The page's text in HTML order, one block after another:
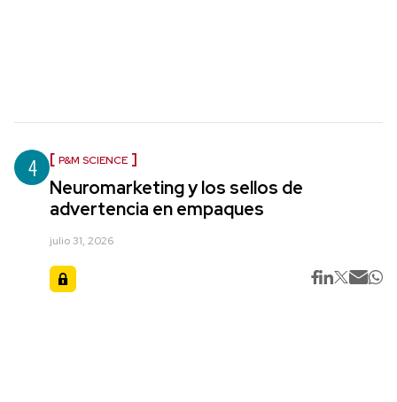
4 P&M SCIENCE
Neuromarketing y los sellos de
advertencia en empaques
julio 31, 2026